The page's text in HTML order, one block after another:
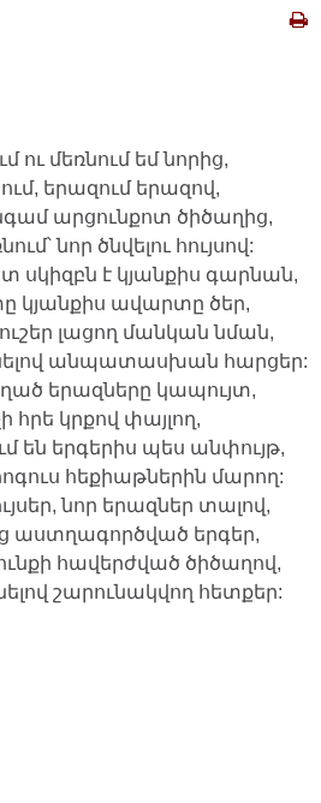
ու մեռնում եմ նորից,
երազում երազով,
արցունքոտ ծիծաղից,
նոր ծնվելու հույսով:
սկիզբն է կյանքիս գարնան,
կյանքիս ավարտը ծեր,
լացող մանկան նման,
անպատասխան հարցեր:
երազները կապույտ,
հրե կրքով փայլող,
են երգերիս պես անփույթ,
հեքիաթներին մարող:
նոր երազներ տալով,
աստղագործված երգեր,
հավերժված ծիծաղով,
շարունակվող հետքեր: